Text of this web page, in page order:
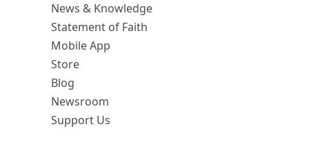
News & Knowledge
Statement of Faith
Mobile App
Store
Blog
Newsroom
Support Us